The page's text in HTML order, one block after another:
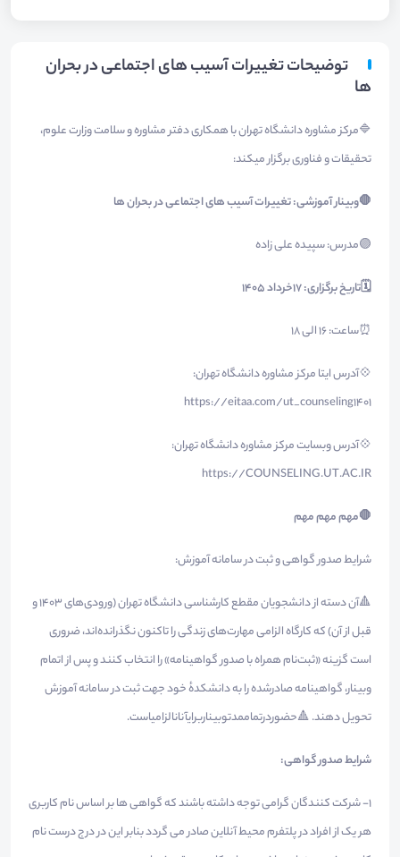
توضیحات تغییرات آسیب های اجتماعی در بحران
ها
🔷مرکز مشاوره دانشگاه تهران با همکاری دفتر مشاوره و سلامت وزارت علوم،
تحقیقات و فناوری برگزار میکند:
🛑وبینار آموزشی: تغییرات آسیب های اجتماعی در بحران ها
🟣مدرس: سپیده علی زاده
🗓تاریخ برگزاری: 17خرداد ۱۴۰۵
⏰ساعت: ۱۶ الی ۱۸
💠آدرس ایتا مرکز مشاوره دانشگاه تهران:
https://eitaa.com/ut_counseling1401
💠آدرس وبسایت مرکز مشاوره دانشگاه تهران:
https://COUNSELING.UT.AC.IR
🛑مهم مهم مهم
شرایط صدور گواهی و ثبت در سامانه آموزش:
🔺آن دسته از دانشجویان مقطع کارشناسی دانشگاه تهران (ورودی‌های ۱۴۰۳ و
قبل از آن) که کارگاه الزامی مهارت‌های زندگی را تاکنون نگذرانده‌اند، ضروری
است گزینه «ثبت‌نام همراه با صدور گواهینامه» را انتخاب کنند و پس از اتمام
وبینار، گواهینامه صادرشده را به دانشکدهٔ خود جهت ثبت در سامانه آموزش
تحویل دهند. 🔺حضوردرتماممدتوبیناربرایآنانالزامیاست.
شرایط صدور گواهی:
1- شرکت کنندگان گرامی توجه داشته باشند که گواهی ها بر اساس نام کاربری
هر یک از افراد در پلتفرم محیط آنلاین صادر می گردد بنابر این در درج درست نام